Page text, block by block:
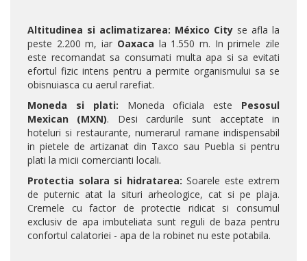
Altitudinea si aclimatizarea: México City se afla la
peste 2.200 m, iar Oaxaca la 1.550 m. In primele zile
este recomandat sa consumati multa apa si sa evitati
efortul fizic intens pentru a permite organismului sa se
obisnuiasca cu aerul rarefiat.
Moneda si plati: Moneda oficiala este Pesosul
Mexican (MXN). Desi cardurile sunt acceptate in
hoteluri si restaurante, numerarul ramane indispensabil
in pietele de artizanat din Taxco sau Puebla si pentru
plati la micii comercianti locali.
Protectia solara si hidratarea: Soarele este extrem
de puternic atat la situri arheologice, cat si pe plaja.
Cremele cu factor de protectie ridicat si consumul
exclusiv de apa imbuteliata sunt reguli de baza pentru
confortul calatoriei - apa de la robinet nu este potabila.